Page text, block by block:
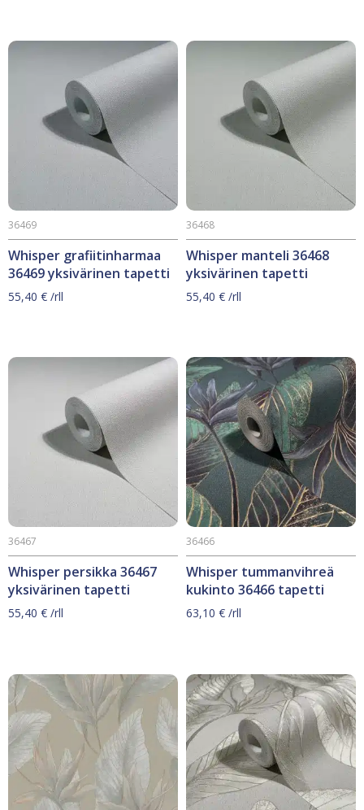
Whisper grafiitinharmaa
36469 yksivärinen tapetti
36469
55,40 € /rll
Whisper manteli 36468
yksivärinen tapetti
36468
55,40 € /rll
Whisper persikka 36467
yksivärinen tapetti
36467
55,40 € /rll
Whisper tummanvihreä
kukinto 36466 tapetti
36466
63,10 € /rll